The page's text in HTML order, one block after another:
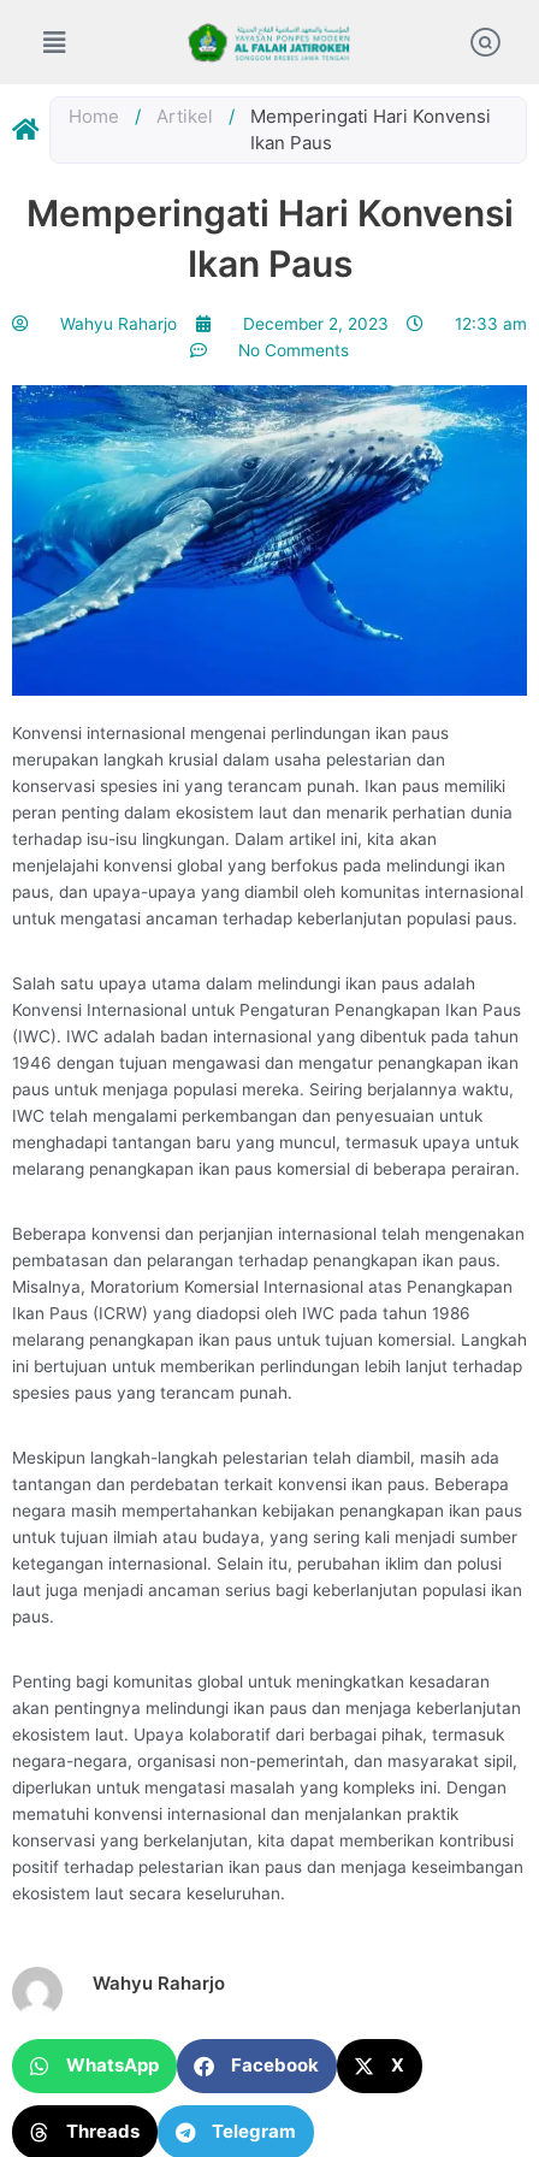
Home / Artikel /
Memperingati Hari Konvensi
Ikan Paus
Memperingati Hari Konvensi
Ikan Paus
Wahyu Raharjo December 2, 2023
12:33 am
No Comments
Konvensi internasional mengenai perlindungan ikan paus
merupakan langkah krusial dalam usaha pelestarian dan
konservasi spesies ini yang terancam punah. Ikan paus memiliki
peran penting dalam ekosistem laut dan menarik perhatian dunia
terhadap isu-isu lingkungan. Dalam artikel ini, kita akan
menjelajahi konvensi global yang berfokus pada melindungi ikan
paus, dan upaya-upaya yang diambil oleh komunitas internasional
untuk mengatasi ancaman terhadap keberlanjutan populasi paus.
Salah satu upaya utama dalam melindungi ikan paus adalah
Konvensi Internasional untuk Pengaturan Penangkapan Ikan Paus
(IWC). IWC adalah badan internasional yang dibentuk pada tahun
1946 dengan tujuan mengawasi dan mengatur penangkapan ikan
paus untuk menjaga populasi mereka. Seiring berjalannya waktu,
IWC telah mengalami perkembangan dan penyesuaian untuk
menghadapi tantangan baru yang muncul, termasuk upaya untuk
melarang penangkapan ikan paus komersial di beberapa perairan.
Beberapa konvensi dan perjanjian internasional telah mengenakan
pembatasan dan pelarangan terhadap penangkapan ikan paus.
Misalnya, Moratorium Komersial Internasional atas Penangkapan
Ikan Paus (ICRW) yang diadopsi oleh IWC pada tahun 1986
melarang penangkapan ikan paus untuk tujuan komersial. Langkah
ini bertujuan untuk memberikan perlindungan lebih lanjut terhadap
spesies paus yang terancam punah.
Meskipun langkah-langkah pelestarian telah diambil, masih ada
tantangan dan perdebatan terkait konvensi ikan paus. Beberapa
negara masih mempertahankan kebijakan penangkapan ikan paus
untuk tujuan ilmiah atau budaya, yang sering kali menjadi sumber
ketegangan internasional. Selain itu, perubahan iklim dan polusi
laut juga menjadi ancaman serius bagi keberlanjutan populasi ikan
paus.
Penting bagi komunitas global untuk meningkatkan kesadaran
akan pentingnya melindungi ikan paus dan menjaga keberlanjutan
ekosistem laut. Upaya kolaboratif dari berbagai pihak, termasuk
negara-negara, organisasi non-pemerintah, dan masyarakat sipil,
diperlukan untuk mengatasi masalah yang kompleks ini. Dengan
mematuhi konvensi internasional dan menjalankan praktik
konservasi yang berkelanjutan, kita dapat memberikan kontribusi
positif terhadap pelestarian ikan paus dan menjaga keseimbangan
ekosistem laut secara keseluruhan.
Wahyu Raharjo
WhatsApp Facebook X
Threads Telegram